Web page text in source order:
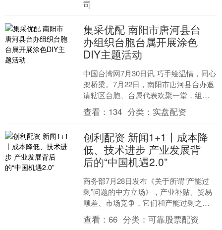
司
集采优配 南阳市唐河县台
办组织台胞台属开展涂色
DIY主题活动
中国台湾网7月30日讯 巧手绘温情，同心
架桥梁。7月22日，南阳市唐河县台办邀
请辖区台胞、台属代表欢聚一堂，组织
开展涂色DIY主题活动，以色彩为纽带，
搭建两岸交....
查看： 134 分类： 实盘配资
创利配资 新闻1+1丨成本降
低、技术进步 产业发展背
后的“中国机遇2.0”
商务部7月28日发布《关于所谓“产能过
剩”问题的中方立场》，产业补贴、贸易
顺差、市场竞争，它们和产能过剩之间
究竟是什么关系？《新闻1+1》带来分析
解读。 △视频....
查看：66 分类：可靠股票配资